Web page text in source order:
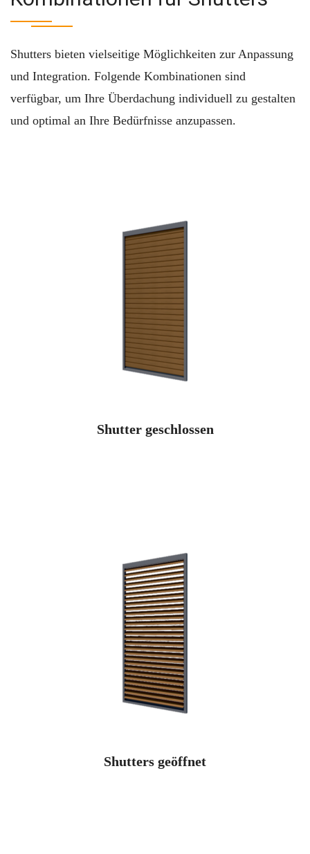
Shutters bieten vielseitige Möglichkeiten zur Anpassung
und Integration. Folgende Kombinationen sind
verfügbar, um Ihre Überdachung individuell zu gestalten
und optimal an Ihre Bedürfnisse anzupassen.
Shutter geschlossen
Shutters geöffnet